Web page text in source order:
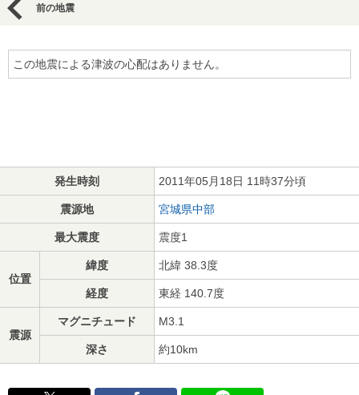
前の地震
この地震による津波の心配はありません。
発生時刻 2011年05月18日 11時37分頃
震源地 宮城県中部
最大震度 震度1
位置
緯度 北緯 38.3度
経度 東経 140.7度
震源
マグニチュード M3.1
深さ 約10km